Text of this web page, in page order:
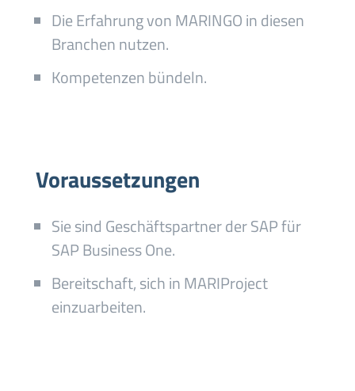
Die Erfahrung von MARINGO in diesen
Branchen nutzen.
Kompetenzen bündeln.
Voraussetzungen
Sie sind Geschäftspartner der SAP für
SAP Business One.
Bereitschaft, sich in MARIProject
einzuarbeiten.